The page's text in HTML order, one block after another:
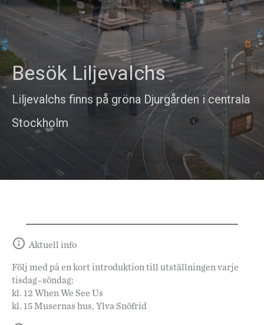
Besök Liljevalchs
Liljevalchs finns på gröna Djurgården i centrala
Stockholm
Aktuell info
Följ med på en kort introduktion till utställningen varje
tisdag–söndag:
kl. 12 When We See Us
kl. 15 Musernas hus, Ylva Snöfrid